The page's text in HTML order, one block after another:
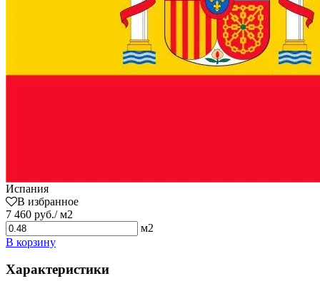
Испания
В избранное
7 460 руб./ м2
м2
В корзину
Характеристики